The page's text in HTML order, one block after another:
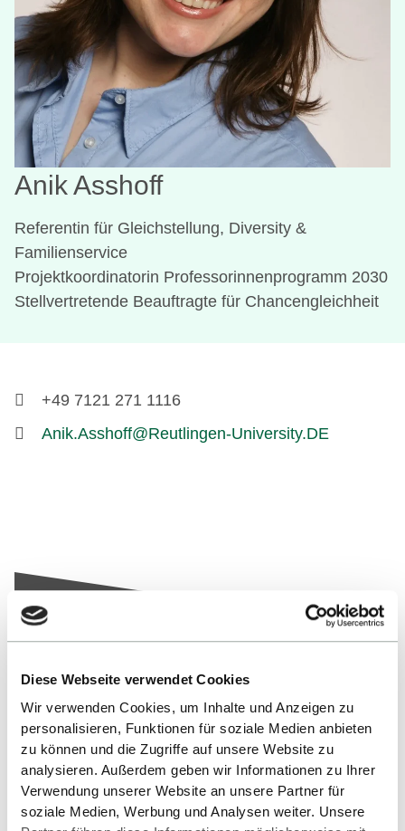
Diese Webseite verwendet Cookies
Wir verwenden Cookies, um Inhalte und Anzeigen zu
personalisieren, Funktionen für soziale Medien anbieten
zu können und die Zugriffe auf unsere Website zu
analysieren. Außerdem geben wir Informationen zu Ihrer
Verwendung unserer Website an unsere Partner für
soziale Medien, Werbung und Analysen weiter. Unsere
Anik Asshoff
Referentin für Gleichstellung, Diversity &
Familienservice
Projektkoordinatorin Professorinnenprogramm 2030
Stellvertretende Beauftragte für Chancengleichheit
+49 7121 271 1116
Anik.Asshoff@Reutlingen-University.DE
Nach oben